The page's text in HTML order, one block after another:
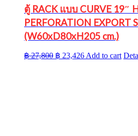
ตู้ RACK แบบ CURVE 19″
PERFORATION EXPORT
(W60xD80xH205 cm.)
฿27,800 Original
฿ 23,426Current
Add to cart